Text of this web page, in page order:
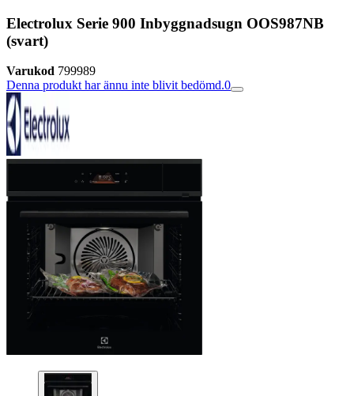
Electrolux Serie 900 Inbyggnadsugn OOS987NB
(svart)
Varukod 799989
Denna produkt har ännu inte blivit bedömd.0